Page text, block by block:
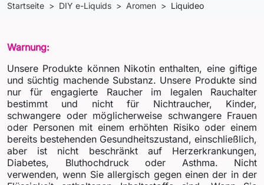
Startseite DIY e-Liquids Aromen Liquideo
Warnung:
Unsere Produkte können Nikotin enthalten, eine giftige
und süchtig machende Substanz. Unsere Produkte sind
nur für engagierte Raucher im legalen Rauchalter
bestimmt und nicht für Nichtraucher, Kinder,
schwangere oder möglicherweise schwangere Frauen
oder Personen mit einem erhöhten Risiko oder einem
bereits bestehenden Gesundheitszustand, einschließlich,
aber ist nicht beschränkt auf Herzerkrankungen,
Diabetes, Bluthochdruck oder Asthma. Nicht
verwenden, wenn Sie allergisch gegen einen der in der